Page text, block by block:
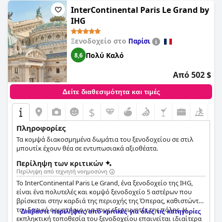
απαραίτητο προορισμό για όποιον επισκέπτεται το Παρίσι.
Συνολικά, τοMaison Souquet, Hotel & Spa είναι ένα στολίδι
από ένα ξενοδοχείο στο οποίο οι επισκέπτες θα θέλουν να
επιστρέψουν.
InterContinental Paris Le Grand by
IHG
Ξενοδοχείο στο Παρίσι
8,6 Πολύ Καλό
Από 502 $
Δείτε διαθεσιμότητα και τιμές
$
Πληροφορίες
Τα κομψά διακοσμημένα δωμάτια του ξενοδοχείου σε στιλ
μπουτίκ έχουν θέα σε εντυπωσιακά αξιοθέατα.
Περίληψη των κριτικών
Περίληψη από τεχνητή νοημοσύνη
Το InterContinental Paris Le Grand, ένα ξενοδοχείο της IHG,
είναι ένα πολυτελές και κομψό ξενοδοχείο 5 αστέρων που
βρίσκεται στην καρδιά της περιοχής της Όπερας, καθιστώντας
το ιδανικό ορμητήριο για τους εξερευνητές της πόλης. Η
εκπληκτική τοποθεσία του ξενοδοχείου επαινείται ιδιαίτερα
Διαβάστε περιλήψεις από κριτικές για όλες τις κατηγορίες